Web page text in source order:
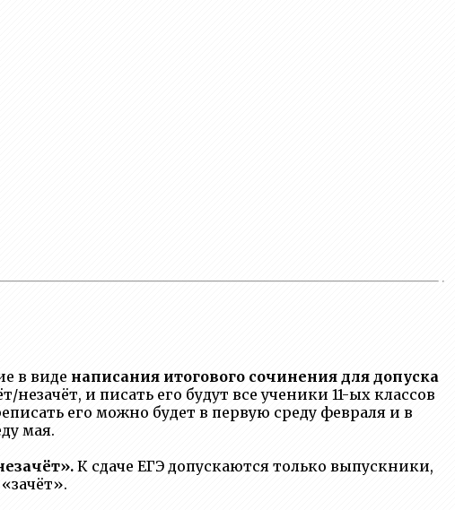
в виде написания итогового сочинения для допуска
и писать его будут все ученики 11-ых классов
его можно будет в первую среду февраля и в
мая.
К сдаче ЕГЭ допускаются только выпускники,